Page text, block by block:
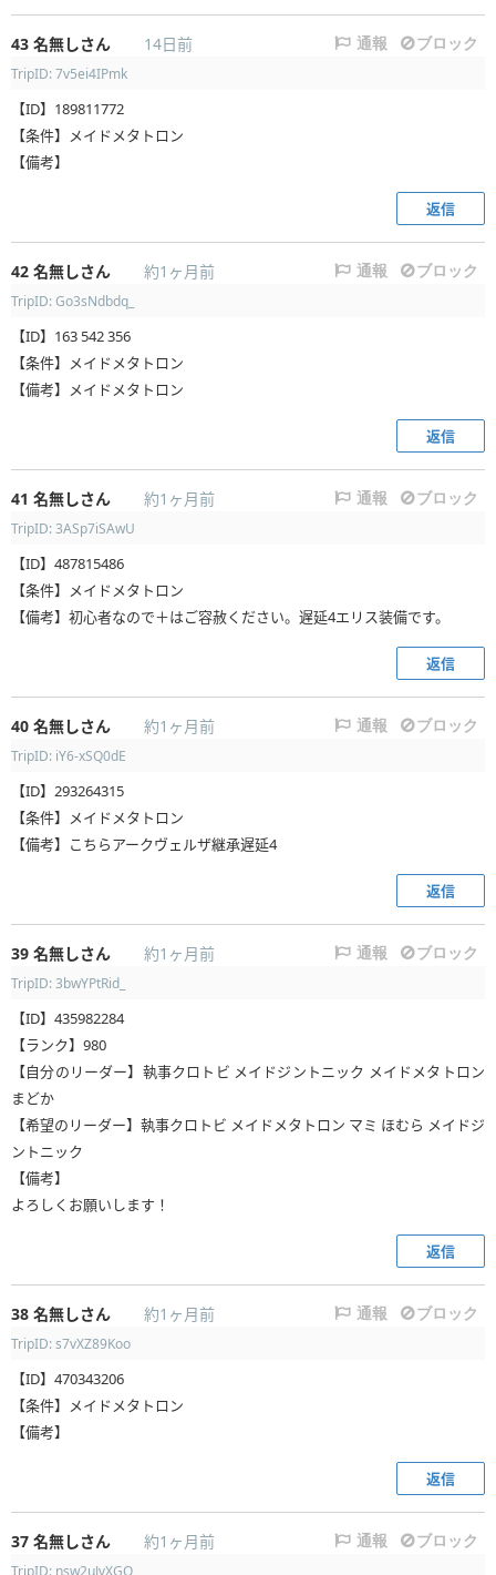
43 名無しさん 14日前 通報 ブロック
TripID: 7v5ei4IPmk
【ID】189811772
【条件】メイドメタトロン
【備考】
返信
42 名無しさん 約1ヶ月前 通報 ブロック
TripID: Go3sNdbdq_
【ID】163 542 356
【条件】メイドメタトロン
【備考】メイドメタトロン
返信
41 名無しさん 約1ヶ月前 通報 ブロック
TripID: 3ASp7iSAwU
【ID】487815486
【条件】メイドメタトロン
【備考】初心者なので＋はご容赦ください。遅延4エリス装備です。
返信
40 名無しさん 約1ヶ月前 通報 ブロック
TripID: iY6-xSQ0dE
【ID】293264315
【条件】メイドメタトロン
【備考】こちらアークヴェルザ継承遅延4
返信
39 名無しさん 約1ヶ月前 通報 ブロック
TripID: 3bwYPtRid_
【ID】435982284
【ランク】980
【自分のリーダー】執事クロトビ メイドジントニック メイドメタトロン
まどか
【希望のリーダー】執事クロトビ メイドメタトロン マミ ほむら メイドジ
ントニック
【備考】
よろしくお願いします！
返信
38 名無しさん 約1ヶ月前 通報 ブロック
TripID: s7vXZ89Koo
【ID】470343206
【条件】メイドメタトロン
【備考】
返信
37 名無しさん 約1ヶ月前 通報 ブロック
TripID: nsw2uJvXGQ